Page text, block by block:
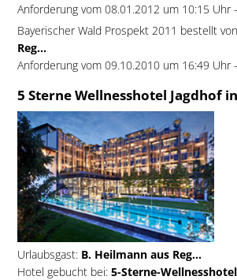
Anforderung vom 08.01.2012 um 10:15 Uhr
Bayerischer Wald Prospekt 2011 bestellt von
Reg...
Anforderung vom 09.10.2010 um 16:49 Uhr
5 Sterne Wellnesshotel Jagdhof
Urlaubsgast: B. Heilmann aus Reg...
Hotel gebucht bei: 5-Sterne-